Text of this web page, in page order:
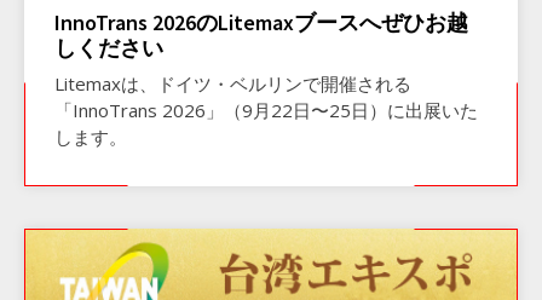
InnoTrans 2026のLitemaxブースへぜひお越
しください
Litemaxは、ドイツ・ベルリンで開催される
「InnoTrans 2026」（9月22日〜25日）に出展いた
します。